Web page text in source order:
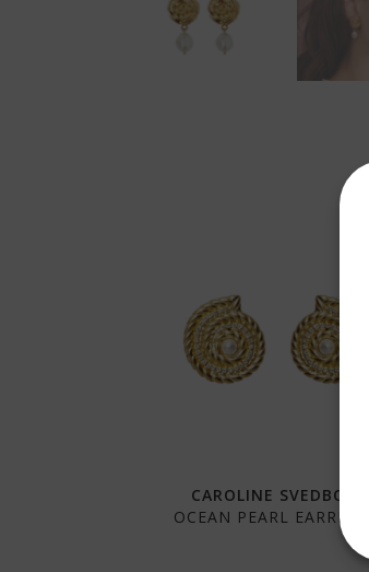
CAROLINE SVEDBOM
OCEAN PEARL EARRINGS